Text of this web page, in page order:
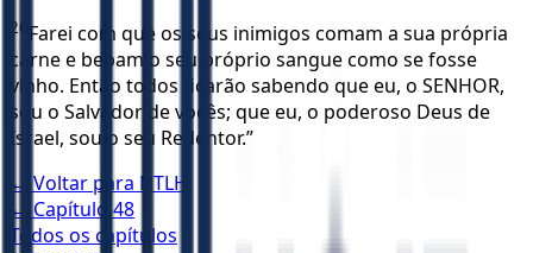
26 Farei com que os seus inimigos comam a sua própria
carne e bebam o seu próprio sangue como se fosse
vinho. Então todos ficarão sabendo que eu, o SENHOR,
sou o Salvador de vocês; que eu, o poderoso Deus de
Israel, sou o seu Redentor.”
← Voltar para NTLH
← Capítulo 48
Todos os capítulos